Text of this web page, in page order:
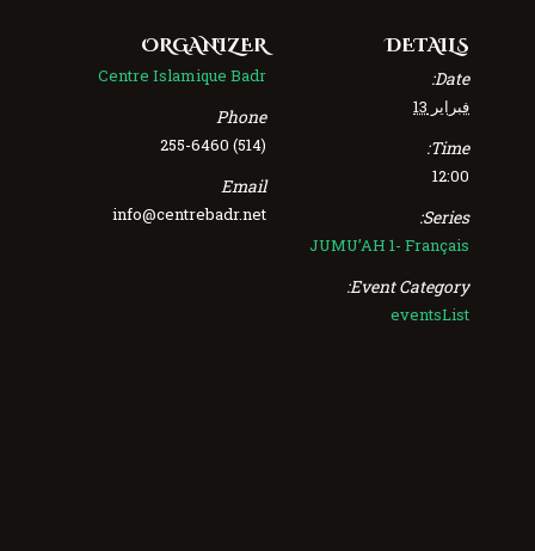
DETAILS
Date:
فبراير 13
Time:
12:00
Series:
JUMU’AH 1- Français
Event Category:
eventsList
ORGANIZER
Centre Islamique Badr
Phone
(514) 255-6460
Email
info@centrebadr.net